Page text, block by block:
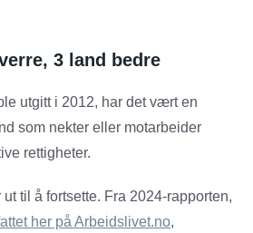
3 land bedre
utgitt i 2012, har det vært en
som nekter eller motarbeider
rettigheter.
til å fortsette. Fra 2024-rapporten,
her på Arbeidslivet.no,